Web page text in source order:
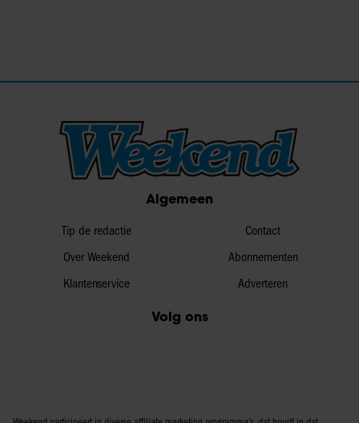
Algemeen
Tip de redactie
Over Weekend
Klantenservice
Contact
Abonnementen
Adverteren
Volg ons